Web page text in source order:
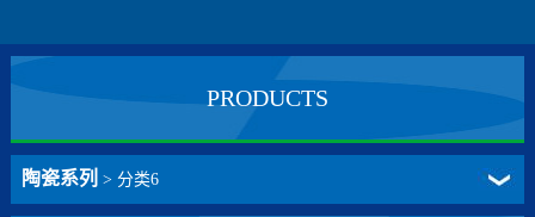
PRODUCTS
陶瓷系列 > 分类6